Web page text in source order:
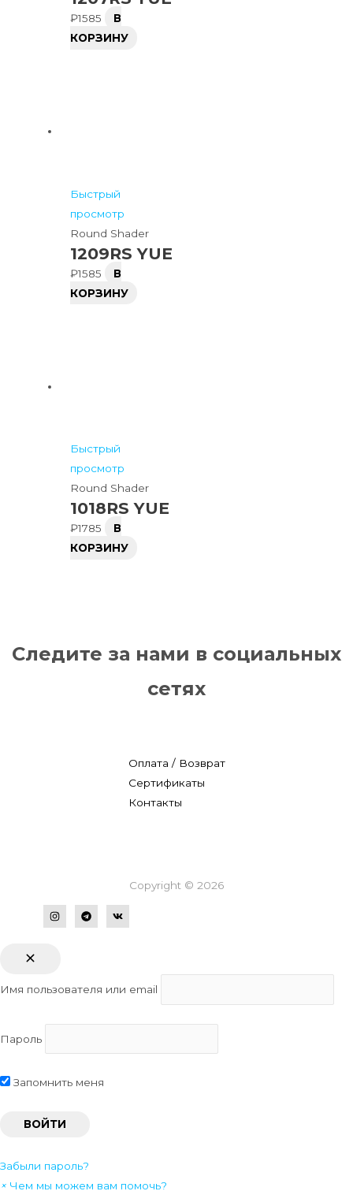
₽1585
В
КОРЗИНУ
Быстрый
просмотр
Round Shader
1209RS YUE
₽1585
В
КОРЗИНУ
Быстрый
просмотр
Round Shader
1018RS YUE
₽1785
В
КОРЗИНУ
Следите за нами в социальных
сетях
Оплата / Возврат
Сертификаты
Контакты
Copyright © 2026
Имя пользователя или email
Пароль
Запомнить меня
Забыли пароль?
× Чем мы можем вам помочь?